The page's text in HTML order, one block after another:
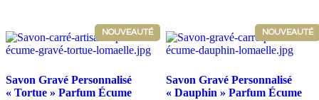
NOUVEAUTÉ
Savon Gravé Personnalisé
« Tortue » Parfum Écume
NOUVEAUTÉ
Savon Gravé Personnalisé
« Dauphin » Parfum Écume